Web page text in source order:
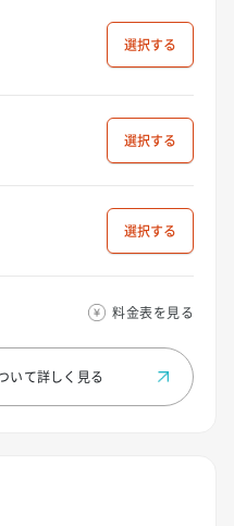
選択
選択
選択
料金表を見る
いて詳しく見る